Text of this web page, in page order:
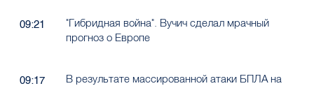
09:21
"Гибридная война". Вучич сделал мрачный
прогноз о Европе
09:17
В результате массированной атаки БПЛА на